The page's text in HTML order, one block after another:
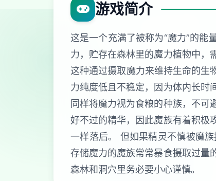
游戏简介
这是一个充满了被称为“魔力”的能
力，贮存在森林里的魔力植物中，
这种通过摄取魔力来维持生命的生
力纯度低且不稳定，因为体内长时
同样将魔力视为食粮的种族，不可
好不过的精华，因此魔族有着积极
一样落后。 但如果精灵不慎被魔
存储魔力的魔族常常暴食摄取过量
森林和洞穴里务必要小心谨慎。